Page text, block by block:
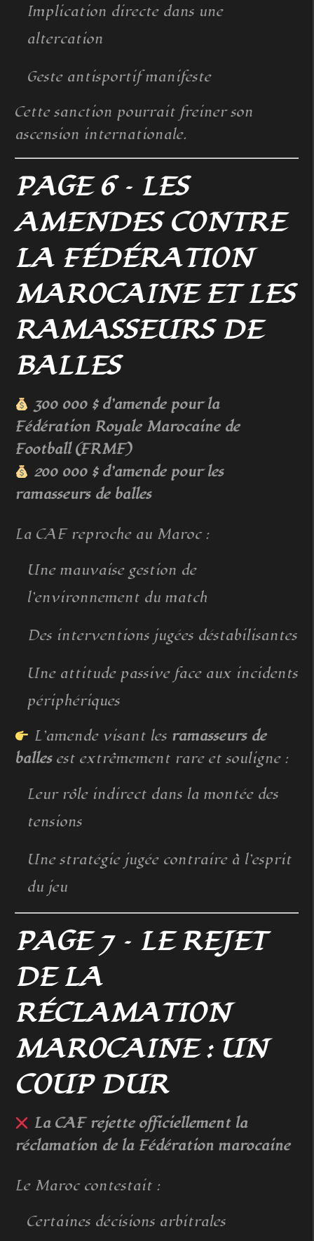
Implication directe dans une
altercation
Geste antisportif manifeste
Cette sanction pourrait freiner son
ascension internationale.
PAGE 6 – LES
AMENDES CONTRE
LA FÉDÉRATION
MAROCAINE ET LES
RAMASSEURS DE
BALLES
300 000 $ d’amende pour la
Fédération Royale Marocaine de
Football (FRMF)
200 000 $ d’amende pour les
ramasseurs de balles
La CAF reproche au Maroc :
Une mauvaise gestion de
l’environnement du match
Des interventions jugées déstabilisantes
Une attitude passive face aux incidents
périphériques
L’amende visant les ramasseurs de
ballesest extrêmement rare et souligne :
Leur rôle indirect dans la montée des
tensions
Une stratégie jugée contraire à l’esprit
du jeu
PAGE 7 – LE REJET
DE LA
RÉCLAMATION
MAROCAINE : UN
COUP DUR
La CAF rejette officiellement la
réclamation de la Fédération marocaine
Le Maroc contestait :
Certaines décisions arbitrales